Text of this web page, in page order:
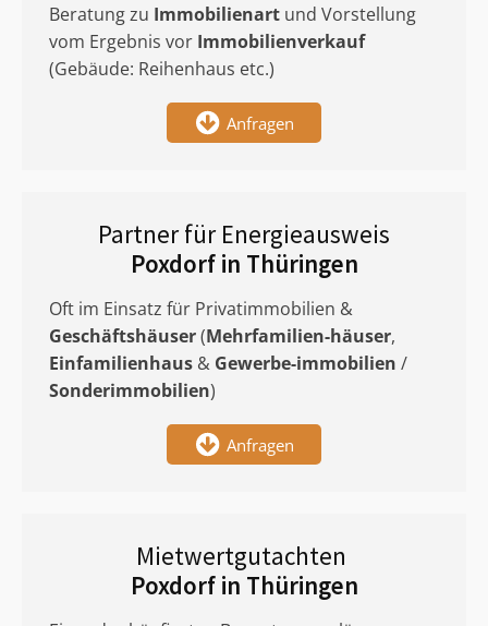
Beratung zu Immobilienart und Vorstellung
vom Ergebnis vor Immobilienverkauf
(Gebäude: Reihenhaus etc.)
Anfragen
Partner für Energieausweis
Poxdorf in Thüringen
Oft im Einsatz für Privatimmobilien &
Geschäftshäuser(Mehrfamilien-häuser,
Einfamilienhaus & Gewerbe-immobilien /
Sonderimmobilien)
Anfragen
Mietwertgutachten
Poxdorf in Thüringen